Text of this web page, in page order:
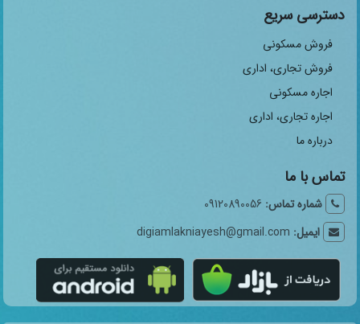
دسترسی سریع
فروش مسکونی
فروش تجاری، اداری
اجاره مسکونی
اجاره تجاری، اداری
درباره ما
تماس با ما
شماره تماس: 09120890056
ایمیل: digiamlakniayesh@gmail.com